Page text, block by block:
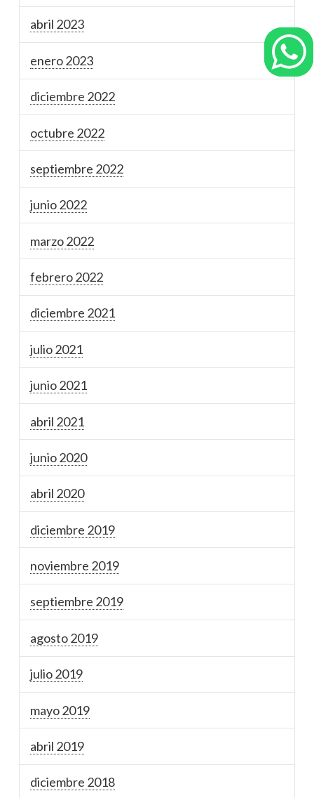
abril 2023
enero 2023
diciembre 2022
octubre 2022
septiembre 2022
junio 2022
marzo 2022
febrero 2022
diciembre 2021
julio 2021
junio 2021
abril 2021
junio 2020
abril 2020
diciembre 2019
noviembre 2019
septiembre 2019
agosto 2019
julio 2019
mayo 2019
abril 2019
diciembre 2018